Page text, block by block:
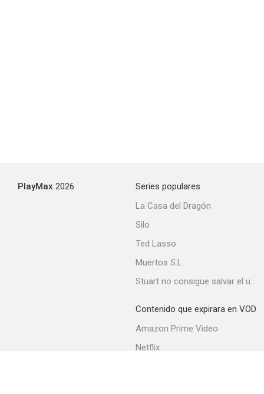
PlayMax 2026
Series populares
La Casa del Dragón
Silo
Ted Lasso
Muertos S.L.
Stuart no consigue salvar el universo
Contenido que expirara en VOD
Amazon Prime Video
Netflix